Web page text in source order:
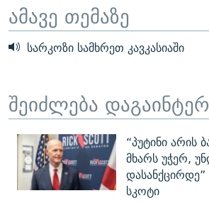
ამავე თემაზე
სარკოზი სამხრეთ კავკასიაში
შეიძლება
“პუტინი არის
მხარს უჭერ,
სკოტი